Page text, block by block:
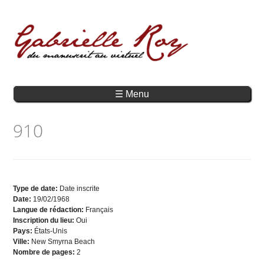
☰ Menu
910
Type de date: Date inscrite
Date: 19/02/1968
Langue de rédaction: Français
Inscription du lieu:Oui
Pays: États-Unis
Ville: New Smyrna Beach
Nombre de pages:2